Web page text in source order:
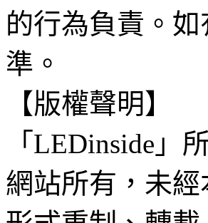
的行為負責。
準。
【版權聲明】
「LEDinside」
網站所有，未